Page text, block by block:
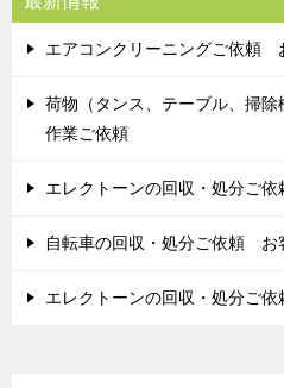
エアコンクリーニングご依頼
荷物（タンス、テーブル、掃
作業ご依頼
エレクトーンの回収・処分ご
自転車の回収・処分ご依頼 お
エレクトーンの回収・処分ご